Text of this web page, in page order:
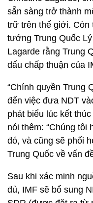
sẵn sàng trở thành
trữ trên thế giới. Còn
tướng Trung Quốc
Lagarde rằng Trung
dấu chấp thuận của
“Chính quyền Trung
đến việc đưa NDT
phát biểu lúc kết
nói thêm: “Chúng tôi
đó, và cũng sẽ phối
Trung Quốc về vấn
Sau khi xác minh
đủ, IMF sẽ bổ sung